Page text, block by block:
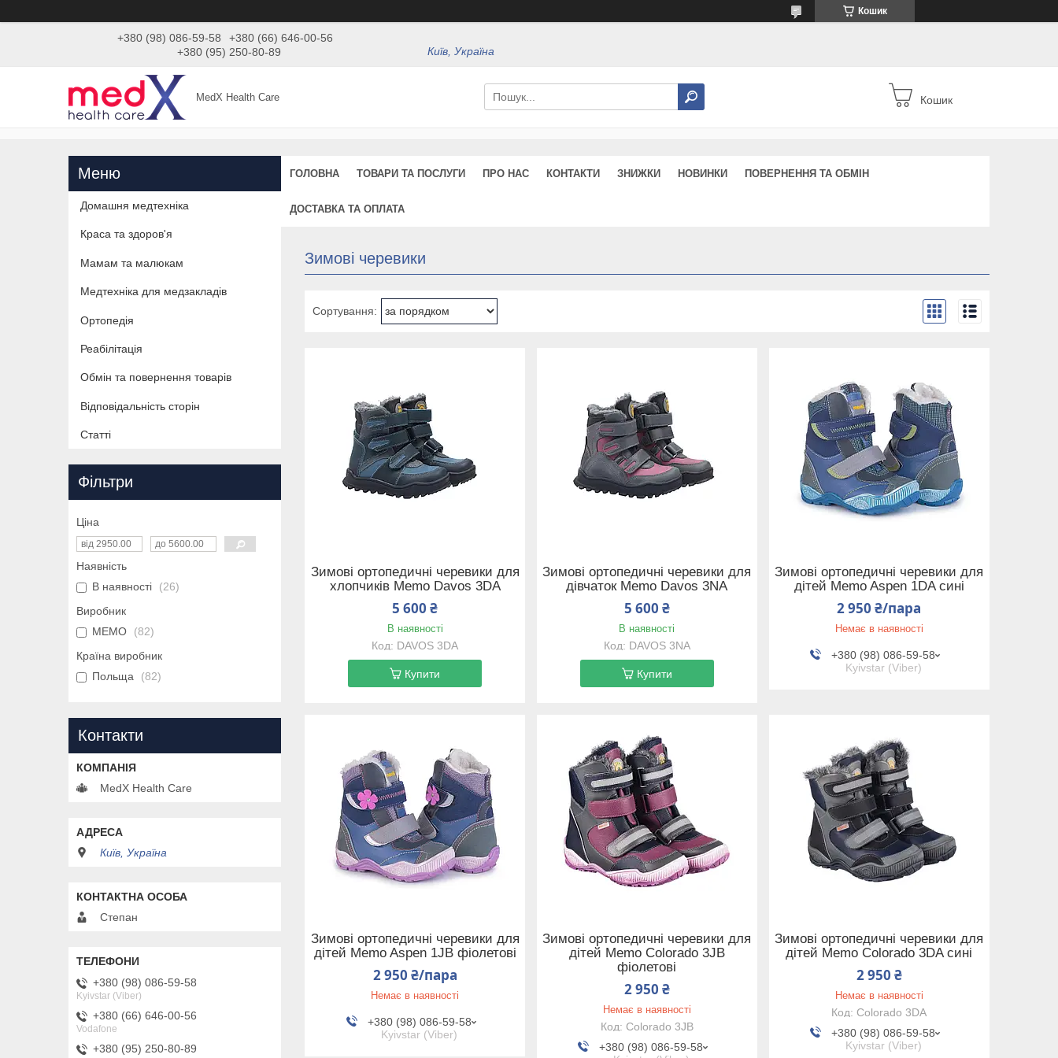
Кошик
+380 (98) 086-59-58
+380 (66) 646-00-56
+380 (95) 250-80-89
Київ, Україна
MedX Health Care Кошик
ГОЛОВНА ТОВАРИ ТА ПОСЛУГИ ПРО НАС КОНТАКТИ ЗНИЖКИ НОВИНКИ ПОВЕРНЕННЯ ТА ОБМІН
ДОСТАВКА ТА ОПЛАТА
Зимові черевики
Зимові ортопедичні черевики для
хлопчиків Memo Davos 3DA
5 600 ₴
В наявності
DAVOS 3DA
Купити
Зимові ортопедичні черевики для
дівчаток Memo Davos 3NA
5 600 ₴
В наявності
DAVOS 3NA
Купити
Зимові ортопедичні черевики для
дітей Memo Aspen 1DA сині
2 950 ₴/пара
Немає в наявності
+380 (98) 086-59-58
Kyivstar (Viber)
Зимові ортопедичні черевики для
дітей Memo Aspen 1JB фіолетові
2 950 ₴/пара
Немає в наявності
+380 (98) 086-59-58
Kyivstar (Viber)
Зимові ортопедичні черевики для
дітей Memo Colorado 3JB
фіолетові
2 950 ₴
Немає в наявності
Colorado 3JB
+380 (98) 086-59-58
Зимові ортопедичні черевики для
дітей Memo Colorado 3DA сині
2 950 ₴
Немає в наявності
Colorado 3DA
+380 (98) 086-59-58
Kyivstar (Viber)
Домашня медтехніка
Краса та здоров'я
Мамам та малюкам
Медтехніка для медзакладів
Ортопедія
Реабілітація
Обмін та повернення товарів
Відповідальність сторін
Статті
Фільтри
Ціна
Наявність
В наявності
26
Виробник
MEMO
82
Країна виробник
Польща
82
Контакти
MedX Health Care
Київ, Україна
Степан
+380 (98) 086-59-58
Kyivstar (Viber)
+380 (66) 646-00-56
Vodafone
+380 (95) 250-80-89